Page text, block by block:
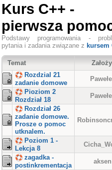
Kurs C++ -
pierwsza
Podstawy programowania -
pytania i zadania związane z kursem
Temat
Rozdzial 21
zadanie domowe
Pioziom 2
Rozdział 18
Rozdział 26
zadanie domowe.
Prosze o pomoc
utknalem.
Poziom 1 -
Lekcja 8
zagadka -
postinkrementacja
aksen